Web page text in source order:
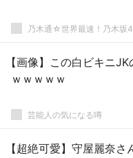
【画像】この白ビキニ
ｗｗｗｗｗ
芸能人の気になる噂
【超絶可愛】守屋麗奈